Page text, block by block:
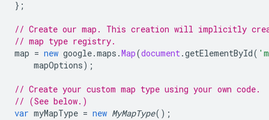
};
// Create our map. This creation will implicitly
// map type registry.
map = new google.maps .Map(document.getElementById(
mapOptions);
// Create your custom map type using your own code.
// (See below.)
var myMapType = new MyMapType();